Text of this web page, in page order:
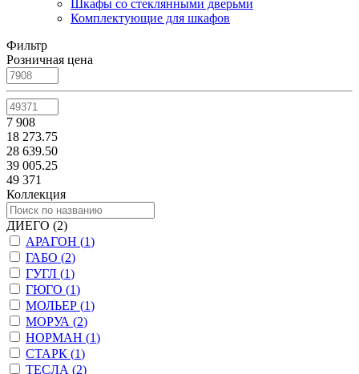
Шкафы со стеклянными дверьми
Комплектующие для шкафов
Фильтр
Розничная цена
7 908
18 273.75
28 639.50
39 005.25
49 371
Коллекция
ДИЕГО (2)
АРАГОН (1)
ГАБО (2)
ГУГЛ (1)
ГЮГО (1)
МОЛЬЕР (1)
МОРУА (2)
НОРМАН (1)
СТАРК (1)
ТЕСЛА (2)